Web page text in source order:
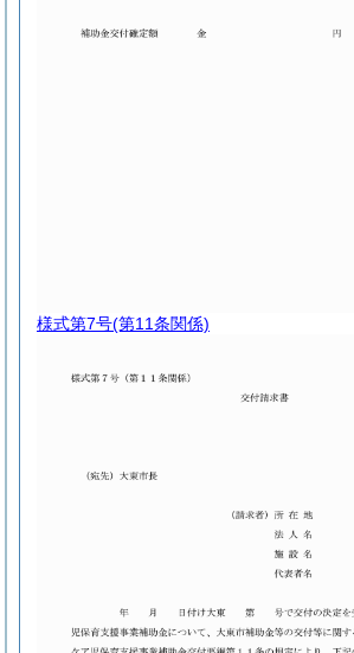
様式第7号(第11条関係)